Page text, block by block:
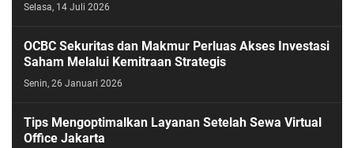
Selasa, 14 Juli 2026
OCBC Sekuritas dan Makmur Perluas Akses Investasi
Saham Melalui Kemitraan Strategis
Senin, 26 Januari 2026
Tips Mengoptimalkan Layanan Setelah Sewa Virtual
Office Jakarta